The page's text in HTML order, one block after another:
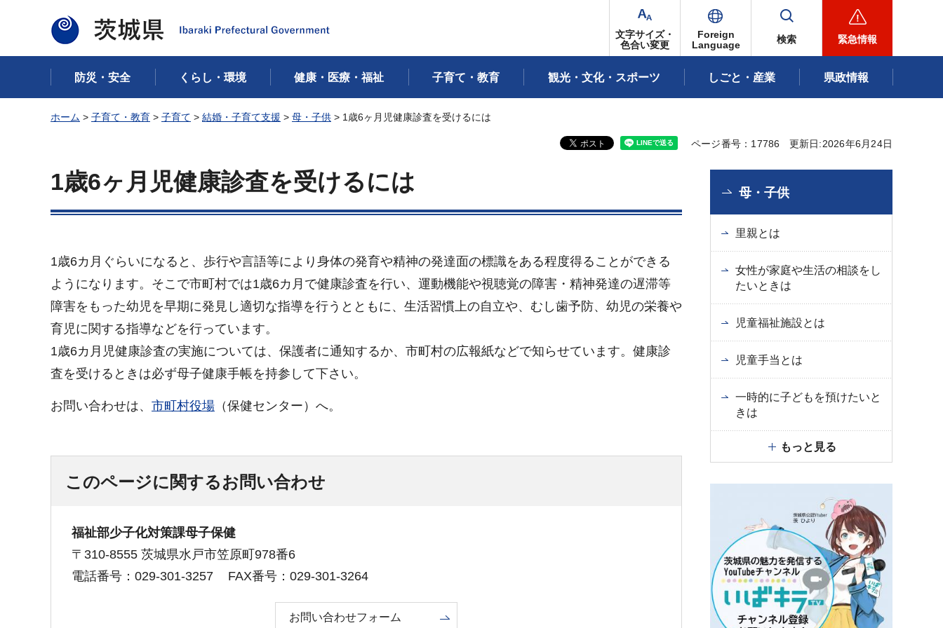
茨城県
文字サイズ・
色合い変更
Foreign
Language
検索 緊急情報
防災・安全 くらし・環境 健康・医療・福祉 子育て・教育 観光・文化・スポーツ しごと・産業 県政情報
ホーム > 子育て・教育 > 子育て > 結婚・子育て支援 > 母・子供 > 1歳6ヶ月児健康診査を受けるには
ページ番号：17786 更新日:2026年6月24日
1歳6ヶ月児健康診査を受けるには
1歳6カ月ぐらいになると、歩行や言語等により身体の発育や精神の発達面の標識をある程度得ることができる
ようになります。そこで市町村では1歳6カ月で健康診査を行い、運動機能や視聴覚の障害・精神発達の遅滞等
障害をもった幼児を早期に発見し適切な指導を行うとともに、生活習慣上の自立や、むし歯予防、幼児の栄養や
育児に関する指導などを行っています。
1歳6カ月児健康診査の実施については、保護者に通知するか、市町村の広報紙などで知らせています。健康診
査を受けるときは必ず母子健康手帳を持参して下さい。
お問い合わせは、 市町村役場 （保健センター）へ。
このページに関するお問い合わせ
福祉部少子化対策課母子保健
〒310-8555 茨城県水戸市笠原町978番6
電話番号：029-301-3257
FAX番号：029-301-3264
お問い合わせフォーム
母・子供
里親とは
女性が家庭や生活の相談をし
たいときは
児童福祉施設とは
児童手当とは
一時的に子どもを預けたいと
きは
もっと見る